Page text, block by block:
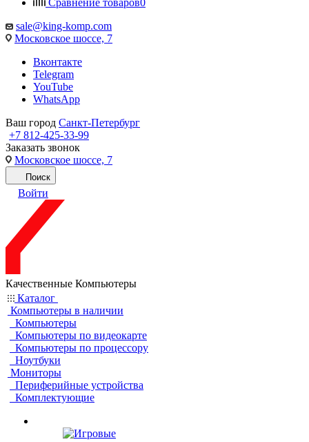
Сравнение товаров0
sale@king-komp.com
Московское шоссе, 7
Вконтакте
Telegram
YouTube
WhatsApp
Ваш город Санкт-Петербург
+7 812-425-33-99
Заказать звонок
Московское шоссе, 7
Поиск
Войти
Качественные Компьютеры
Каталог
Компьютеры в наличии
Компьютеры
Компьютеры по видеокарте
Компьютеры по процессору
Ноутбуки
Мониторы
Периферийные устройства
Комплектующие